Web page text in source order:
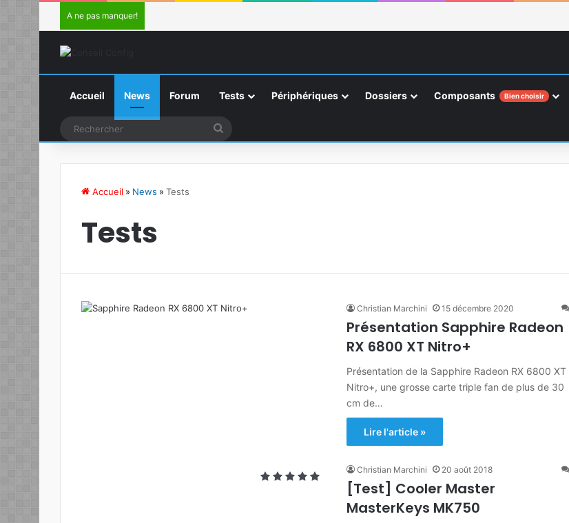
A ne pas manquer!
Accueil News Forum Tests Périphériques Dossiers Composants Bien choisir
Accueil » News » Tests
Tests
Christian Marchini 15 décembre 2020
Présentation Sapphire Radeon
RX 6800 XT Nitro+
Présentation de la Sapphire Radeon RX 6800 XT
Nitro+, une grosse carte triple fan de plus de 30
cm de…
Lire l'article »
Christian Marchini 20 août 2018
[Test] Cooler Master
MasterKeys MK750